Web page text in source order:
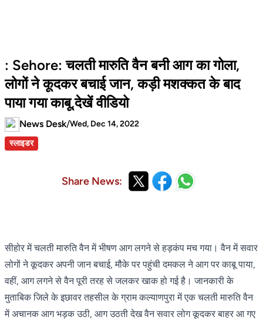
: Sehore: चलती मारुति वैन बनी आग का गोला,
लोगों ने कूदकर बचाई जान, कड़ी मशक्कत के बाद
पाया गया काबू,देखें वीडियो
News Desk/Wed, Dec 14, 2022
स्लाइडर
Share News:
सीहोर में चलती मारुति वैन में भीषण आग लगने से हड़कंप मच गया। वैन में सवार
लोगों ने कूदकर अपनी जान बचाई, मौके पर पहुंची दमकल ने आग पर काबू पाया,
वहीं, आग लगने से वैन पूरी तरह से जलकर खाक हो गई है। जानकारी के
मुताबिक जिले के इछावर तहसील के ग्राम कल्याणपुरा में एक चलती मारुति वैन
में अचानक आग भड़क उठी, आग उठती देख वैन सवार लोग कूदकर बाहर आ गए